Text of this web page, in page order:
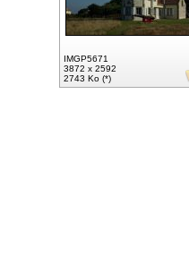
IMGP5671
3872 x 2592
2743 Ko (*)